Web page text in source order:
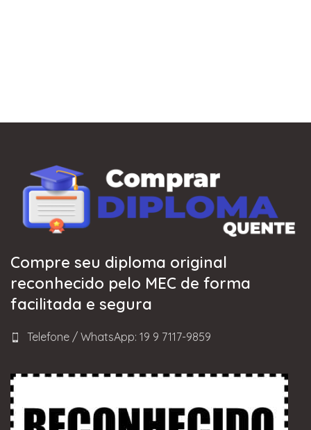
Compre seu diploma original
reconhecido pelo MEC de forma
facilitada e segura
Telefone / WhatsApp: 19 9 7117-9859